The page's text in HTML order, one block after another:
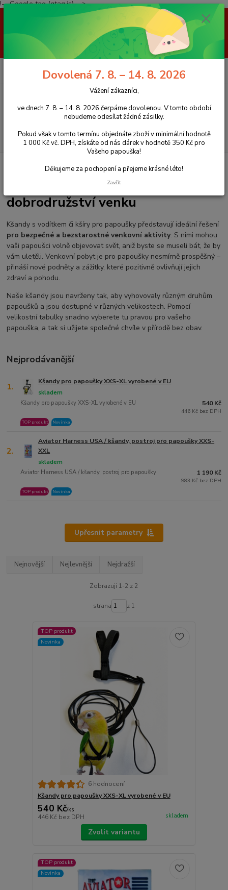
!-- Google tag (gtag.js) -->
Vážení zákazníci, ve dnech 7. 8. – 14. 8. 2026 čerpáme dovolenou. V
tomto období nebudeme odesílat žádné zásilky. Pokud však v tomto
termínu objednáte zboží v minimální hodnotě 1 000 Kč vč. DPH, získáte
od nás dárek v hodnotě 350 Kč pro Vašeho papouška! Děkujeme za
pochopení a přejeme krásné léto!
Menu
CZK
Hledat
(Po-Pá, 8-16 hod.)
Kšandy pro papoušky – bezpečné
dobrodružství venku
Kšandy s vodítkem či kšíry pro papoušky představují ideální řešení
pro bezpečné a bezstarostné venkovní aktivity. S nimi mohou
vaši papoušci volně objevovat svět, aniž byste se museli bát, že by
vám uletěli. Venkovní pobyt je pro papoušky nesmírně prospěšný –
přináší nové podněty a zážitky, které pozitivně ovlivňují jejich
zdraví a pohodu.
Naše kšandy jsou navrženy tak, aby vyhovovaly různým druhům
papoušků a jsou dostupné v různých velikostech. Pomocí
velikostní tabulky snadno vyberete tu pravou pro vašeho
papouška, a tak si užijete společné chvíle v přírodě bez obav.
Nejprodávanější
1. Kšandy pro papoušky XXS-XL vyrobené v EU
Kšandy pro papoušky XXS-XL vyrobené v EU
skladem
TOP produkt Novinka
540 Kč
446 Kč bez DPH
2.
Aviator Harness USA / kšandy, postroj pro papoušky XXS-
XXL
Aviator Harness USA / kšandy, postroj pro papoušky
skladem
TOP produkt Novinka
1 190 Kč
983 Kč bez DPH
Upřesnit parametry
Nejnovější Nejlevnější Nejdražší
Zobrazuji 1-2 z 2
strana z 1
TOP produkt
Novinka
6 hodnocení
Kšandy pro papoušky XXS-XL vyrobené v EU
540 Kč/ks
446 Kč bez DPH skladem
Zvolit variantu
TOP produkt
Novinka
Dovolená 7. 8. – 14. 8. 2026
Vážení zákazníci,
ve dnech 7. 8. – 14. 8. 2026 čerpáme dovolenou. V tomto období
nebudeme odesílat žádné zásilky.
Pokud však v tomto termínu objednáte zboží v minimální hodnotě
1 000 Kč vč. DPH, získáte od nás dárek v hodnotě 350 Kč pro
Vašeho papouška!
Děkujeme za pochopení a přejeme krásné léto!
Zavřít